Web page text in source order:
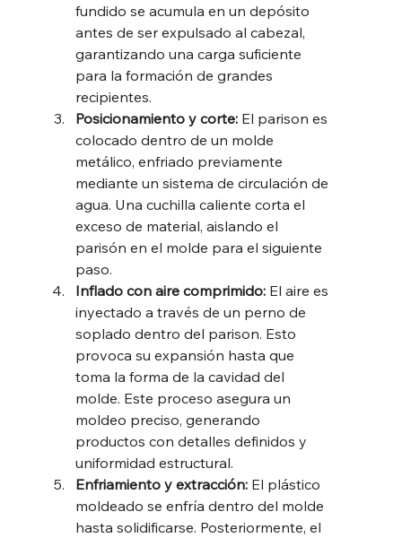
fundido se acumula en un depósito
antes de ser expulsado al cabezal,
garantizando una carga suficiente
para la formación de grandes
recipientes.
Posicionamiento y corte: El parison es
colocado dentro de un molde
metálico, enfriado previamente
mediante un sistema de circulación de
agua. Una cuchilla caliente corta el
exceso de material, aislando el
parisón en el molde para el siguiente
paso.
Inflado con aire comprimido: El aire es
inyectado a través de un perno de
soplado dentro del parison. Esto
provoca su expansión hasta que
toma la forma de la cavidad del
molde. Este proceso asegura un
moldeo preciso, generando
productos con detalles definidos y
uniformidad estructural.
Enfriamiento y extracción: El plástico
moldeado se enfría dentro del molde
hasta solidificarse. Posteriormente, el